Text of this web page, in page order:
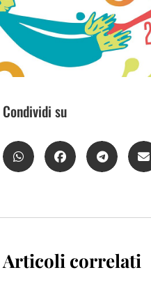
Condividi su
Articoli correlati